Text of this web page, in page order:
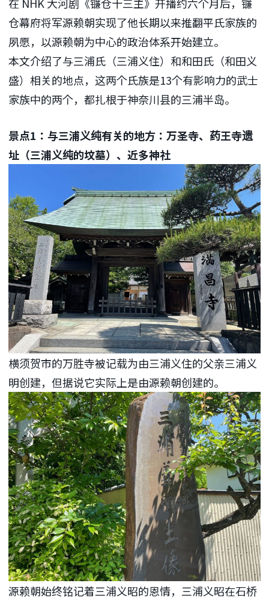
仓幕府将军源赖朝实现了他长期以来推翻平氏家族的
夙愿，以源赖朝为中心的政治体系开始建立。
本文介绍了与三浦氏（三浦义住）和和田氏（和田义
盛）相关的地点，这两个氏族是13个有影响力的武士
家族中的两个，都扎根于神奈川县的三浦半岛。
景点1：与三浦义纯有关的地方：万圣寺、药王寺遗
址（三浦义纯的坟墓）、近多神社
横须贺市的万胜寺被记载为由三浦义住的父亲三浦义
明创建，但据说它实际上是由源赖朝创建的。
源赖朝始终铭记着三浦义昭的恩情，三浦义昭在石桥